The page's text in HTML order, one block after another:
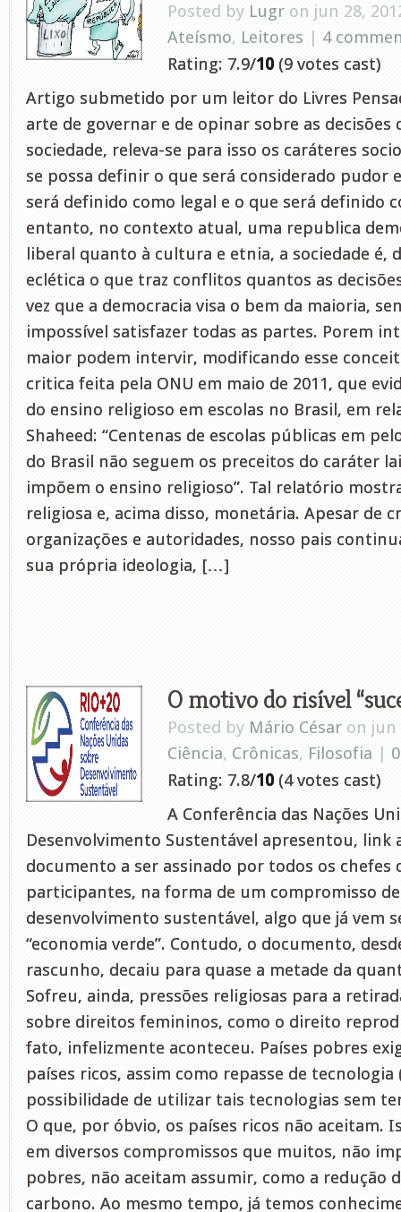
Posted by Lugr on jun 28,
Ateísmo, Leitores | 4
Rating: 7.9/10 (9 votes cast)
Artigo submetido por um leitor do Livres
arte de governar e de opinar sobre as decisões
sociedade, releva-se para isso os caráteres
se possa definir o que será considerado pudor
será definido como legal e o que será definido
entanto, no contexto atual, uma republica
liberal quanto à cultura e etnia, a sociedade é,
eclética o que traz conflitos quantos as
vez que a democracia visa o bem da maioria,
impossível satisfazer todas as partes. Porem
maior podem intervir, modificando esse
critica feita pela ONU em maio de 2011, que
do ensino religioso em escolas no Brasil, em
Shaheed: “Centenas de escolas públicas em
do Brasil não seguem os preceitos do caráter
impõem o ensino religioso”. Tal relatório
religiosa e, acima disso, monetária. Apesar de
organizações e autoridades, nosso pais
sua própria ideologia, […]
O motivo do risível
Posted by Mário César on jun
Ciência, Crônicas, Filosofia |
Rating: 7.8/10 (4 votes cast)
A Conferência das Nações
Desenvolvimento Sustentável apresentou, link
documento a ser assinado por todos os chefes
participantes, na forma de um compromisso
desenvolvimento sustentável, algo que já vem
“economia verde”. Contudo, o documento,
rascunho, decaiu para quase a metade da
Sofreu, ainda, pressões religiosas para a
sobre direitos femininos, como o direito
fato, infelizmente aconteceu. Países pobres
países ricos, assim como repasse de tecnologia
possibilidade de utilizar tais tecnologias sem
O que, por óbvio, os países ricos não aceitam.
em diversos compromissos que muitos, não
pobres, não aceitam assumir, como a redução
carbono. Ao mesmo tempo, já temos